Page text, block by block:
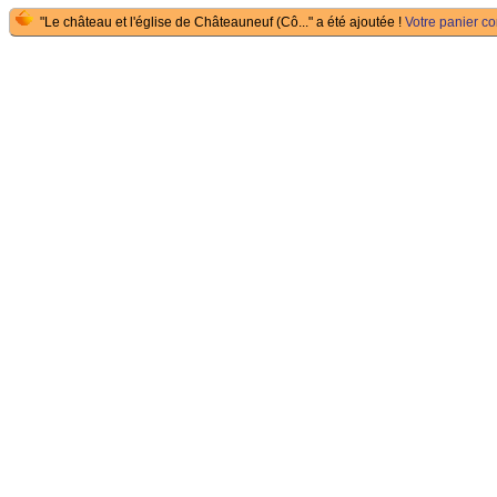
"Le château et l'église de Châteauneuf (Cô..." a été ajoutée ! Votre panier